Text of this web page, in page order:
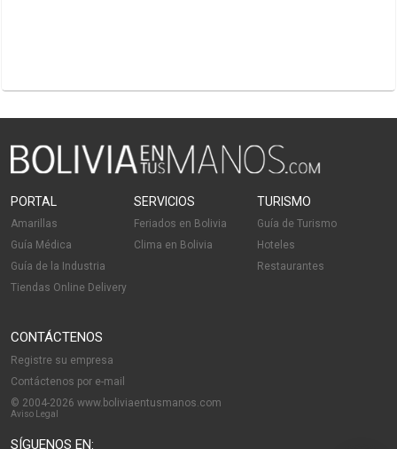
PORTAL
Amarillas
Guía Médica
Guía de la Industria
Tiendas Online Delivery
SERVICIOS
Feriados en Bolivia
Clima en Bolivia
TURISMO
Guía de Turismo
Hoteles
Restaurantes
CONTÁCTENOS
Registre su empresa
Contáctenos por e-mail
© 2004-2026 www.boliviaentusmanos.com
Aviso Legal
SÍGUENOS EN: